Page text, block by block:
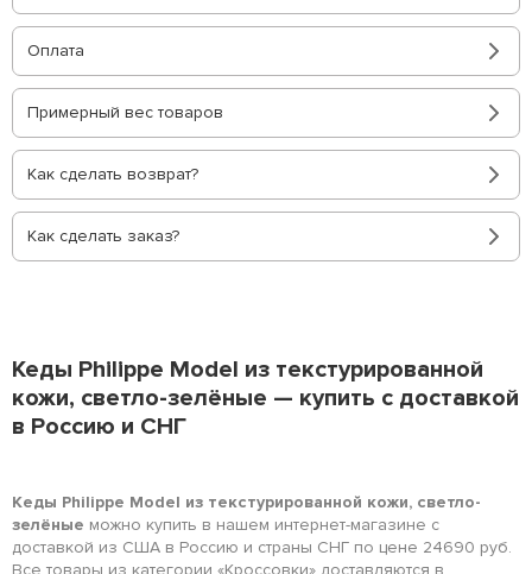
Оплата
Примерный вес товаров
Как сделать возврат?
Как сделать заказ?
Кеды Philippe Model из текстурированной
кожи, светло-зелёные — купить с доставкой
в Россию и СНГ
Кеды Philippe Model из текстурированной кожи, светло-
зелёные можно купить в нашем интернет-магазине с
доставкой из США в Россию и страны СНГ по цене 24690 руб.
Все товары из категории «Кроссовки» доставляются в